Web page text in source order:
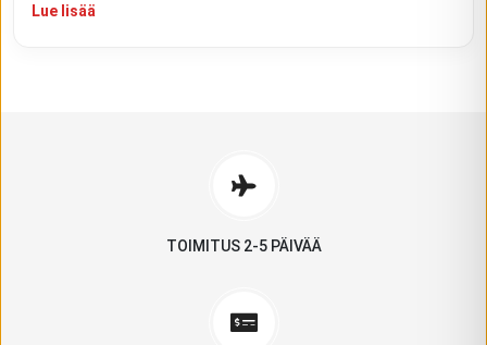
Lue lisää
TOIMITUS 2-5 PÄIVÄÄ